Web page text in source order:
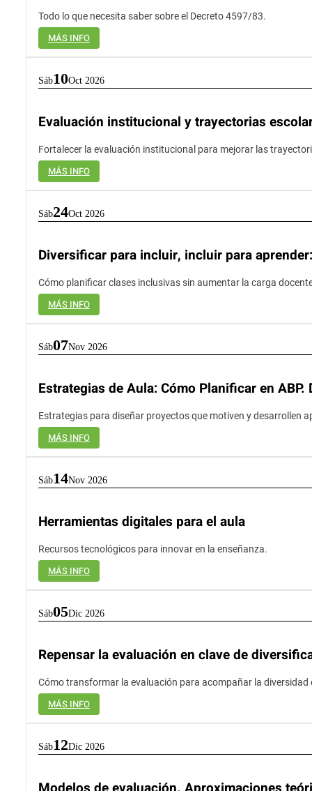
Todo lo que necesita saber sobre el Decreto 4597/83.
MÁS INFO
Sáb10Oct 2026
Evaluación institucional y trayectorias
Fortalecer la evaluación institucional para mejorar las
MÁS INFO
Sáb24Oct 2026
Diversificar para incluir, incluir para
Cómo planificar clases inclusivas sin aumentar la carga
MÁS INFO
Sáb07Nov 2026
Estrategias de Aula: Cómo Planificar en
Estrategias para diseñar proyectos que motiven y desarrollen
MÁS INFO
Sáb14Nov 2026
Herramientas digitales para el aula
Recursos tecnológicos para innovar en la enseñanza.
MÁS INFO
Sáb05Dic 2026
Repensar la evaluación en clave de
Cómo transformar la evaluación para acompañar la diversidad
MÁS INFO
Sáb12Dic 2026